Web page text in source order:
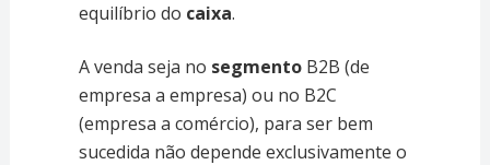
equilíbrio do caixa.
A venda seja no segmento B2B (de
empresa a empresa) ou no B2C
(empresa a comércio), para ser bem
sucedida não depende exclusivamente o